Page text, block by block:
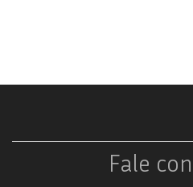
Fale